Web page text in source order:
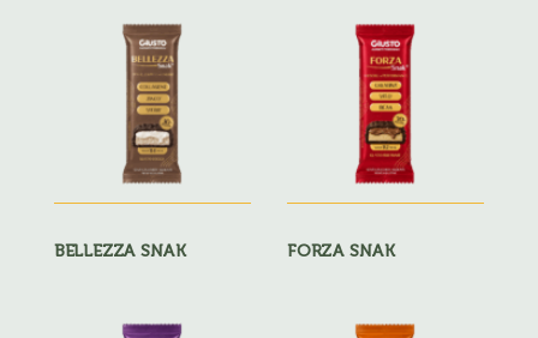
BELLEZZA SNAK FORZA SNAK